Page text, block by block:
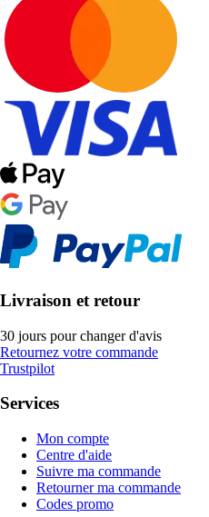
Livraison et retour
30 jours pour changer d'avis
Retournez votre commande
Trustpilot
Services
Mon compte
Centre d'aide
Suivre ma commande
Retourner ma commande
Codes promo